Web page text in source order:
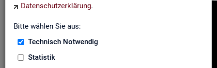
Datenschutzerklärung.
Bitte wählen Sie aus:
Technisch Notwendig
Statistik
Video-
er